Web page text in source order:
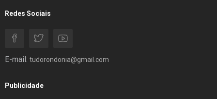
Redes Sociais
E-mail: tudorondonia@gmail.com
Publicidade